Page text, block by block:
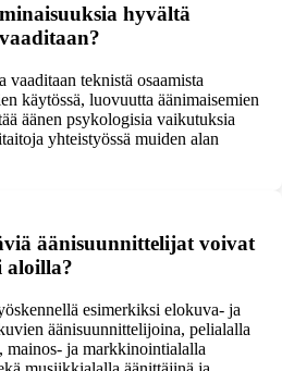
hyvältä
teknistä osaamista
käytössä, luovuutta äänimaisemien
äänen psykologisia vaikutuksia
yhteistyössä muiden alan
äänisuunnittelijat voivat
aloilla?
esimerkiksi elokuva- ja
äänisuunnittelijoina, pelialalla
mainos- ja markkinointialalla